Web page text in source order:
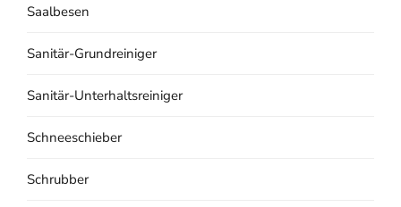
Saalbesen
Sanitär-Grundreiniger
Sanitär-Unterhaltsreiniger
Schneeschieber
Schrubber